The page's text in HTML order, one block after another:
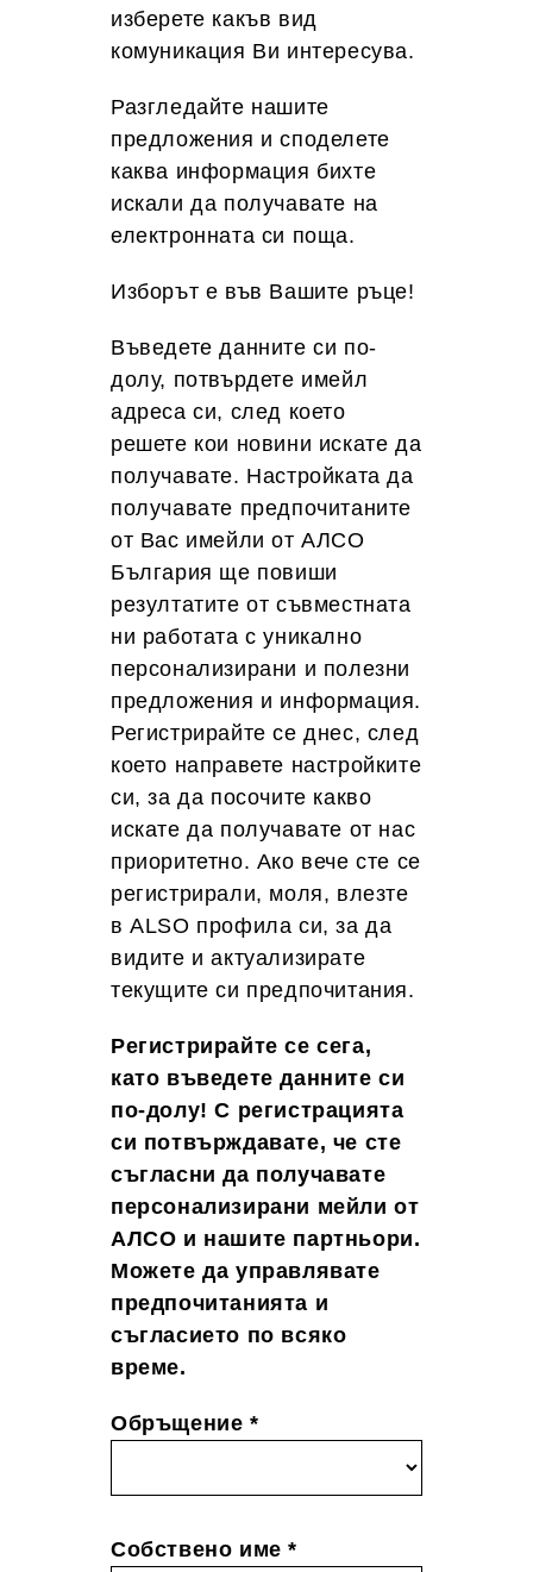
изберете какъв вид
комуникация Ви интересува.
Разгледайте нашите
предложения и споделете
каква информация бихте
искали да получавате на
електронната си поща.
Изборът е във Вашите ръце!
Въведете данните си по-
долу, потвърдете имейл
адреса си, след което
решете кои новини искате да
получавате. Настройката да
получавате предпочитаните
от Вас имейли от АЛСО
България ще повиши
резултатите от съвместната
ни работата с уникално
персонализирани и полезни
предложения и информация.
Регистрирайте се днес, след
което направете настройките
си, за да посочите какво
искате да получавате от нас
приоритетно. Ако вече сте се
регистрирали, моля, влезте
в ALSО профила си, за да
видите и актуализирате
текущите си предпочитания.
Регистрирайте се сега,
като въведете данните си
по-долу! С регистрацията
си потвърждавате, че сте
съгласни да получавате
персонализирани мейли от
АЛСО и нашите партньори.
Можете да управлявате
предпочитанията и
съгласието по всяко
време.
Обръщение *
Собствено име *